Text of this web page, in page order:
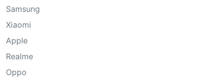
Samsung
Xiaomi
Apple
Realme
Oppo